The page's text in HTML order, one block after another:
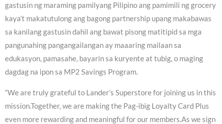
gastusin ng maraming pamilyang Pilipino ang pamimili ng grocery
kaya’t makatutulong ang bagong partnership upang makabawas
sa kanilang gastusin dahil ang bawat pisong matitipid sa mga
pangunahing pangangailangan ay maaaring mailaan sa
edukasyon, pamasahe, bayarin sa kuryente at tubig, o maging
dagdag na ipon sa MP2 Savings Program.
“We are truly grateful to Lander’s Superstore for joining us in this
mission.Together, we are making the Pag-ibig Loyalty Card Plus
even more rewarding and meaningful for our members.As we sign